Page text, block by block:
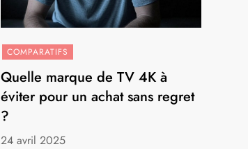
COMPARATIFS
Quelle marque de TV 4K à
éviter pour un achat sans regret
?
24 avril 2025